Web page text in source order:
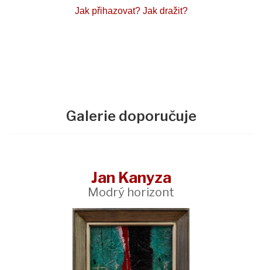
Jak přihazovat? Jak dražit?
Galerie doporučuje
Jan Kanyza
Modrý horizont